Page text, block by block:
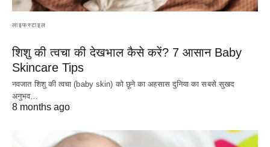
लाइफस्टाइल
शिशु की त्वचा की देखभाल कैसे करें? 7 आसान Baby
Skincare Tips
नवजात शिशु की त्वचा (baby skin) को छूने का अहसास दुनिया का सबसे सुखद
अनुभव…
8 months ago